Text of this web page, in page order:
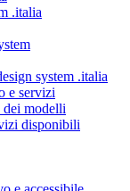
.italia
system .italia
e servizi
dei modelli
disponibili